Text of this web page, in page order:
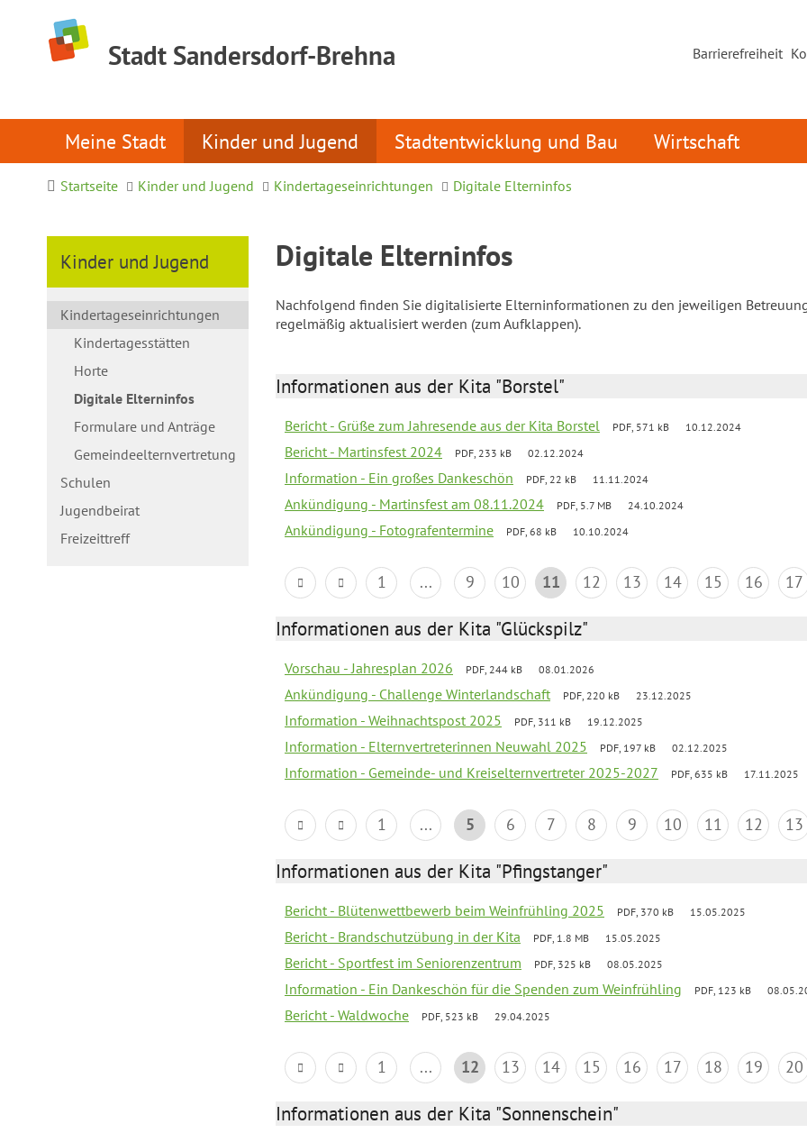
Stadt Sandersdorf-Brehna Barrierefreiheit
Meine Stadt Kinder und Jugend Stadtentwicklung und Bau Wirtschaft
Startseite Kinder und Jugend Kindertageseinrichtungen Digitale Elterninfos
Kinder und Jugend
Kindertageseinrichtungen
Kindertagesstätten
Horte
Digitale Elterninfos
Formulare und Anträge
Gemeindeelternvertretung
Schulen
Jugendbeirat
Freizeittreff
Digitale Elterninfos
Nachfolgend finden Sie digitalisierte Elterninformationen zu den jeweiligen
regelmäßig aktualisiert werden (zum Aufklappen).
Informationen aus der Kita "Borstel"
Bericht - Grüße zum Jahresende aus der Kita Borstel PDF, 571 kB 10.12.2024
Bericht - Martinsfest 2024 PDF, 233 kB 02.12.2024
Information - Ein großes Dankeschön PDF, 22 kB 11.11.2024
Ankündigung - Martinsfest am 08.11.2024 PDF, 5.7 MB 24.10.2024
Ankündigung - Fotografentermine PDF, 68 kB 10.10.2024
1 ... 9 10 11 12 13 14 15 16 17
Informationen aus der Kita "Glückspilz"
Vorschau - Jahresplan 2026 PDF, 244 kB 08.01.2026
Ankündigung - Challenge Winterlandschaft PDF, 220 kB 23.12.2025
Information - Weihnachtspost 2025 PDF, 311 kB 19.12.2025
Information - Elternvertreterinnen Neuwahl 2025 PDF, 197 kB 02.12.2025
Information - Gemeinde- und Kreiselternvertreter 2025-2027 PDF, 635 kB 17.11.2025
1 ... 5 6 7 8 9 10 11 12 13
Informationen aus der Kita "Pfingstanger"
Bericht - Blütenwettbewerb beim Weinfrühling 2025 PDF, 370 kB 15.05.2025
Bericht - Brandschutzübung in der Kita PDF, 1.8 MB 15.05.2025
Bericht - Sportfest im Seniorenzentrum PDF, 325 kB 08.05.2025
Information - Ein Dankeschön für die Spenden zum Weinfrühling PDF, 123 kB
Bericht - Waldwoche PDF, 523 kB 29.04.2025
1 ... 12 13 14 15 16 17 18 19 20
Informationen aus der Kita "Sonnenschein"